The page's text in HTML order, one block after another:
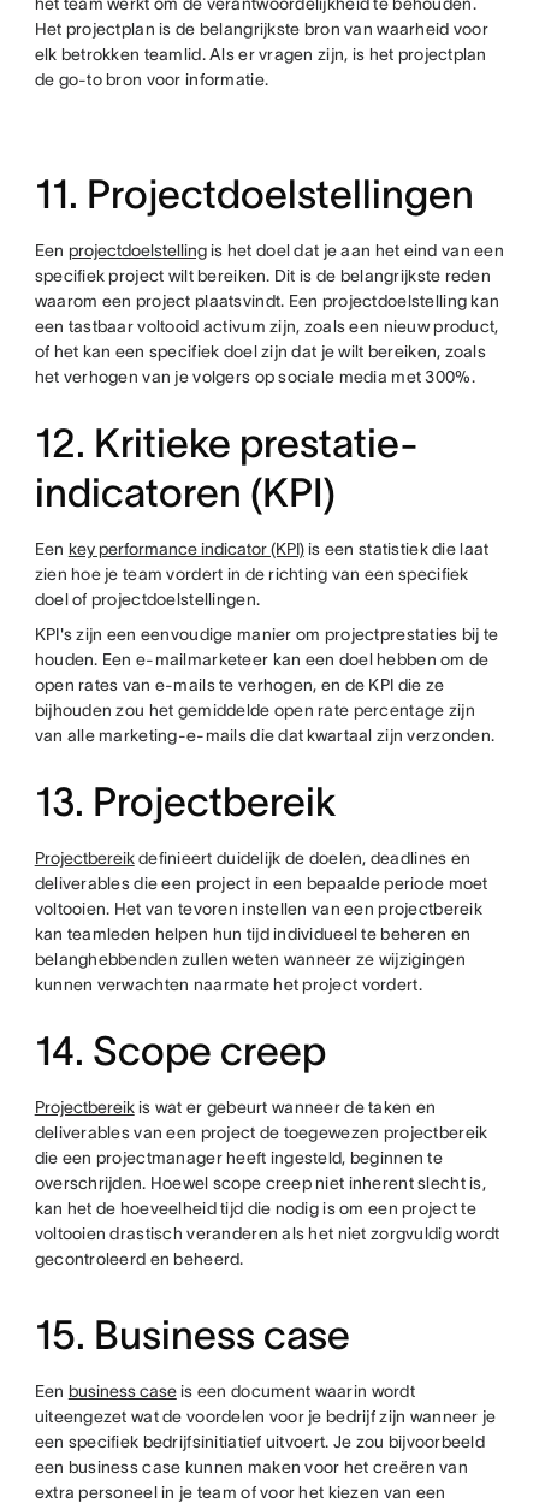
Het projectplan is de belangrijkste bron van waarheid voor
elk betrokken teamlid. Als er vragen zijn, is het projectplan
de go-to bron voor informatie.
11. Projectdoelstellingen
Een projectdoelstellingis het doel dat je aan het eind van een
specifiek project wilt bereiken. Dit is de belangrijkste reden
waarom een project plaatsvindt. Een projectdoelstelling kan
een tastbaar voltooid activum zijn, zoals een nieuw product,
of het kan een specifiek doel zijn dat je wilt bereiken, zoals
het verhogen van je volgers op sociale media met 300%.
12. Kritieke prestatie-
indicatoren (KPI)
Een key performance indicator (KPI)is een statistiek die laat
zien hoe je team vordert in de richting van een specifiek
doel of projectdoelstellingen.
KPI's zijn een eenvoudige manier om projectprestaties bij te
houden. Een e-mailmarketeer kan een doel hebben om de
open rates van e-mails te verhogen, en de KPI die ze
bijhouden zou het gemiddelde open rate percentage zijn
van alle marketing-e-mails die dat kwartaal zijn verzonden.
13. Projectbereik
Projectbereikdefinieert duidelijk de doelen, deadlines en
deliverables die een project in een bepaalde periode moet
voltooien. Het van tevoren instellen van een projectbereik
kan teamleden helpen hun tijd individueel te beheren en
belanghebbenden zullen weten wanneer ze wijzigingen
kunnen verwachten naarmate het project vordert.
14. Scope creep
Projectbereikis wat er gebeurt wanneer de taken en
deliverables van een project de toegewezen projectbereik
die een projectmanager heeft ingesteld, beginnen te
overschrijden. Hoewel scope creep niet inherent slecht is,
kan het de hoeveelheid tijd die nodig is om een project te
voltooien drastisch veranderen als het niet zorgvuldig wordt
gecontroleerd en beheerd.
15. Business case
Een business caseis een document waarin wordt
uiteengezet wat de voordelen voor je bedrijf zijn wanneer je
een specifiek bedrijfsinitiatief uitvoert. Je zou bijvoorbeeld
een business case kunnen maken voor het creëren van
extra personeel in je team of voor het kiezen van een